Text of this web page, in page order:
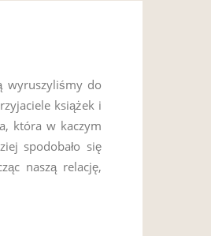
wyruszyliśmy do
książek i
która w kaczym
spodobało się
naszą relację,